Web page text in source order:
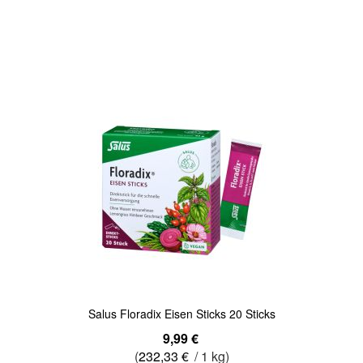
Salus Floradix Eisen Sticks 20 Sticks
9,99 €
(232,33 € / 1 kg)